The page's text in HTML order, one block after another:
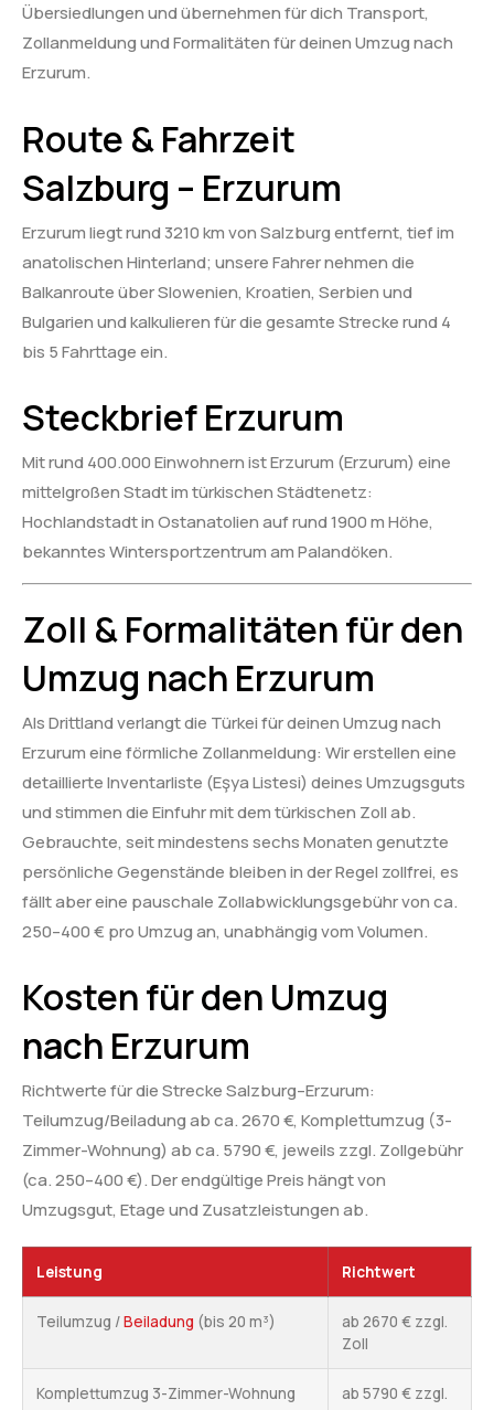
Übersiedlungen und übernehmen für dich Transport,
Zollanmeldung und Formalitäten für deinen Umzug nach
Erzurum.
Route & Fahrzeit
Salzburg – Erzurum
Erzurum liegt rund 3210 km von Salzburg entfernt, tief im
anatolischen Hinterland; unsere Fahrer nehmen die
Balkanroute über Slowenien, Kroatien, Serbien und
Bulgarien und kalkulieren für die gesamte Strecke rund 4
bis 5 Fahrttage ein.
Steckbrief Erzurum
Mit rund 400.000 Einwohnern ist Erzurum (Erzurum) eine
mittelgroßen Stadt im türkischen Städtenetz:
Hochlandstadt in Ostanatolien auf rund 1900 m Höhe,
bekanntes Wintersportzentrum am Palandöken.
Zoll & Formalitäten für den
Umzug nach Erzurum
Als Drittland verlangt die Türkei für deinen Umzug nach
Erzurum eine förmliche Zollanmeldung: Wir erstellen eine
detaillierte Inventarliste (Eşya Listesi) deines Umzugsguts
und stimmen die Einfuhr mit dem türkischen Zoll ab.
Gebrauchte, seit mindestens sechs Monaten genutzte
persönliche Gegenstände bleiben in der Regel zollfrei, es
fällt aber eine pauschale Zollabwicklungsgebühr von ca.
250–400 € pro Umzug an, unabhängig vom Volumen.
Kosten für den Umzug
nach Erzurum
Richtwerte für die Strecke Salzburg–Erzurum:
Teilumzug/Beiladung ab ca. 2670 €, Komplettumzug (3-
Zimmer-Wohnung) ab ca. 5790 €, jeweils zzgl. Zollgebühr
(ca. 250–400 €). Der endgültige Preis hängt von
Umzugsgut, Etage und Zusatzleistungen ab.
Leistung Richtwert
Teilumzug /Beiladung (bis 20 m³)
ab 2670 € zzgl.
Zoll
Komplettumzug 3-Zimmer-Wohnung
ab 5790 € zzgl.